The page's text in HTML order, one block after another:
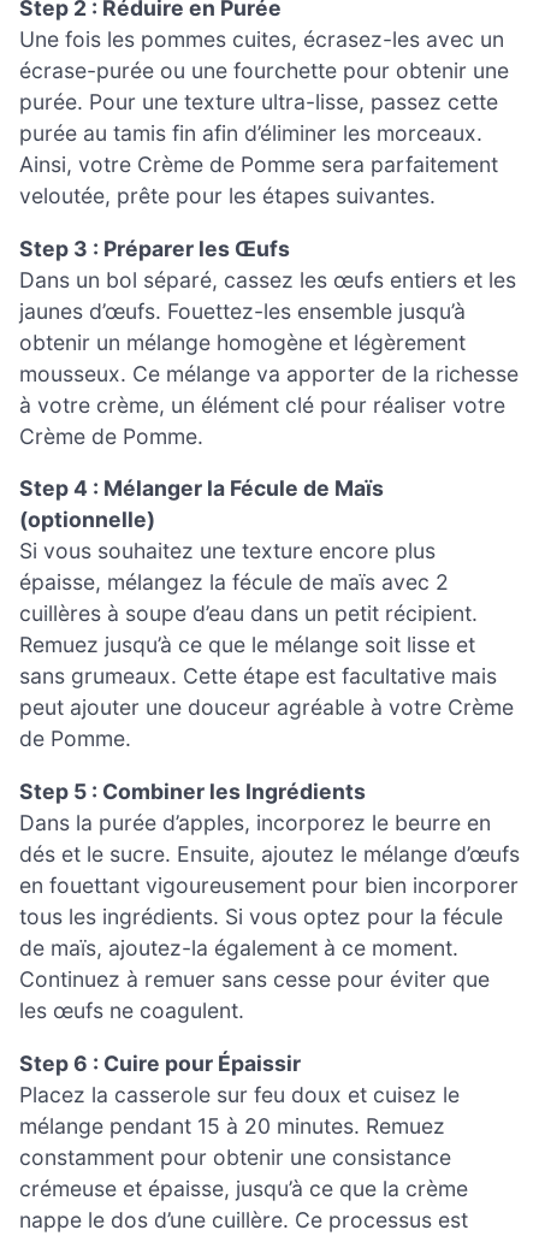
Step 2 : Réduire en Purée
Une fois les pommes cuites, écrasez-les avec un
écrase-purée ou une fourchette pour obtenir une
purée. Pour une texture ultra-lisse, passez cette
purée au tamis fin afin d’éliminer les morceaux.
Ainsi, votre Crème de Pomme sera parfaitement
veloutée, prête pour les étapes suivantes.
Step 3 : Préparer les Œufs
Dans un bol séparé, cassez les œufs entiers et les
jaunes d’œufs. Fouettez-les ensemble jusqu’à
obtenir un mélange homogène et légèrement
mousseux. Ce mélange va apporter de la richesse
à votre crème, un élément clé pour réaliser votre
Crème de Pomme.
Step 4 : Mélanger la Fécule de Maïs
(optionnelle)
Si vous souhaitez une texture encore plus
épaisse, mélangez la fécule de maïs avec 2
cuillères à soupe d’eau dans un petit récipient.
Remuez jusqu’à ce que le mélange soit lisse et
sans grumeaux. Cette étape est facultative mais
peut ajouter une douceur agréable à votre Crème
de Pomme.
Step 5 : Combiner les Ingrédients
Dans la purée d’apples, incorporez le beurre en
dés et le sucre. Ensuite, ajoutez le mélange d’œufs
en fouettant vigoureusement pour bien incorporer
tous les ingrédients. Si vous optez pour la fécule
de maïs, ajoutez-la également à ce moment.
Continuez à remuer sans cesse pour éviter que
les œufs ne coagulent.
Step 6 : Cuire pour Épaissir
Placez la casserole sur feu doux et cuisez le
mélange pendant 15 à 20 minutes. Remuez
constamment pour obtenir une consistance
crémeuse et épaisse, jusqu’à ce que la crème
nappe le dos d’une cuillère. Ce processus est